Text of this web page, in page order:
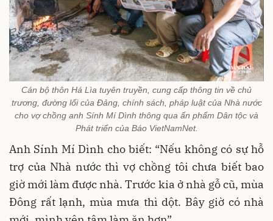
Cán bộ thôn Há Lìa tuyên truyền, cung cấp thông tin về chủ
trương, đường lối của Đảng, chính sách, pháp luật của Nhà nước
cho vợ chồng anh Sính Mí Dình thông qua ấn phẩm Dân tộc và
Phát triển của Báo VietNamNet.
Anh Sính Mí Dình cho biết: “Nếu không có sự hỗ
trợ của Nhà nước thì vợ chồng tôi chưa biết bao
giờ mới làm được nhà. Trước kia ở nhà gỗ cũ, mùa
Đông rất lạnh, mùa mưa thì dột. Bây giờ có nhà